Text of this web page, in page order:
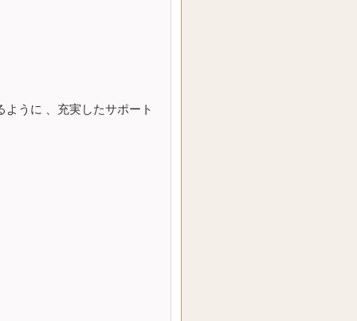
うに 、充実したサポート